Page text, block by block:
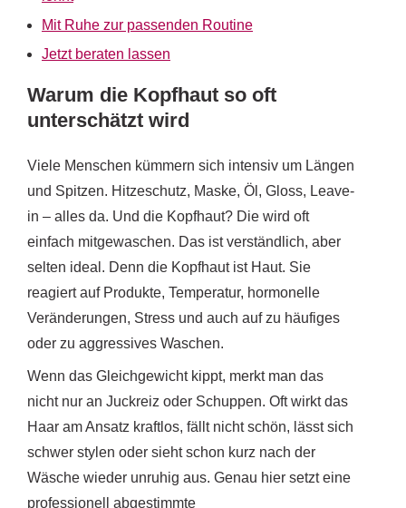
Mit Ruhe zur passenden Routine
Jetzt beraten lassen
Warum die Kopfhaut so oft
unterschätzt wird
Viele Menschen kümmern sich intensiv um Längen
und Spitzen. Hitzeschutz, Maske, Öl, Gloss, Leave-
in – alles da. Und die Kopfhaut? Die wird oft
einfach mitgewaschen. Das ist verständlich, aber
selten ideal. Denn die Kopfhaut ist Haut. Sie
reagiert auf Produkte, Temperatur, hormonelle
Veränderungen, Stress und auch auf zu häufiges
oder zu aggressives Waschen.
Wenn das Gleichgewicht kippt, merkt man das
nicht nur an Juckreiz oder Schuppen. Oft wirkt das
Haar am Ansatz kraftlos, fällt nicht schön, lässt sich
schwer stylen oder sieht schon kurz nach der
Wäsche wieder unruhig aus. Genau hier setzt eine
professionell abgestimmte